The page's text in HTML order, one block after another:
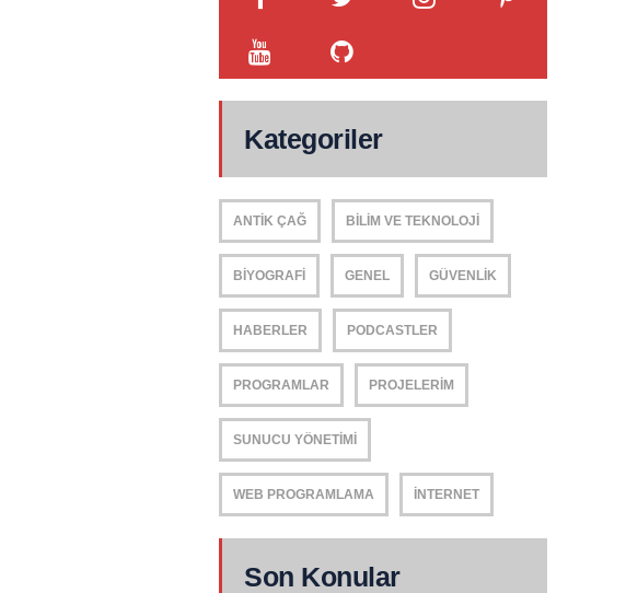
Kategoriler
ANTIK ÇAĞ BILIM VE TEKNOLOJI
BIYOGRAFI GENEL GÜVENLIK
HABERLER PODCASTLER
PROGRAMLAR PROJELERIM
SUNUCU YÖNETIMI
WEB PROGRAMLAMA İNTERNET
Son Konular